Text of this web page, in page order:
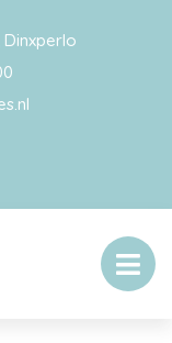
Dinxperlo